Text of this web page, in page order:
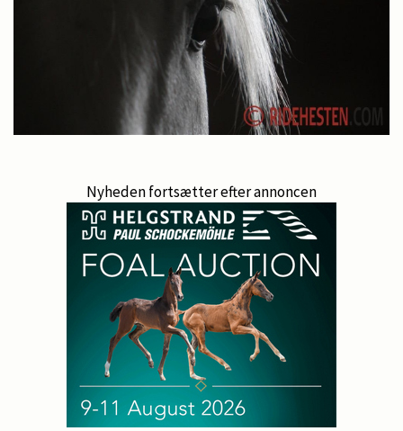
Nyheden fortsætter efter annoncen